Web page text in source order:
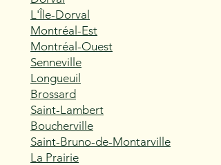
L'Île-Dorval
Montréal-Est
Montréal-Ouest
Senneville
Longueuil
Brossard
Saint-Lambert
Boucherville
Saint-Bruno-de-Montarville
La Prairie